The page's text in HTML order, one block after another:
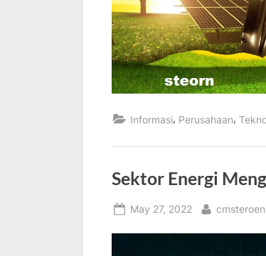
Informasi, Perusahaan,
Sektor Energi
Posted
May 27, 2022 By
cmsteroen